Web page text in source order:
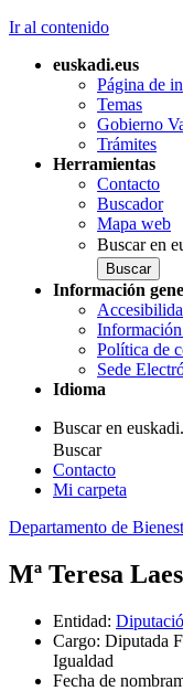
Ir al contenido
euskadi.eus
Página de
Temas
Gobierno
Trámites
Herramientas
Contacto
Buscador
Mapa web
Buscar en
Información
Política de
Sede
Idioma
Buscar en
Buscar
Contacto
Mi carpeta
Departamento de
Mª Teresa
Entidad:
Cargo: Diputada
Igualdad
Fecha de